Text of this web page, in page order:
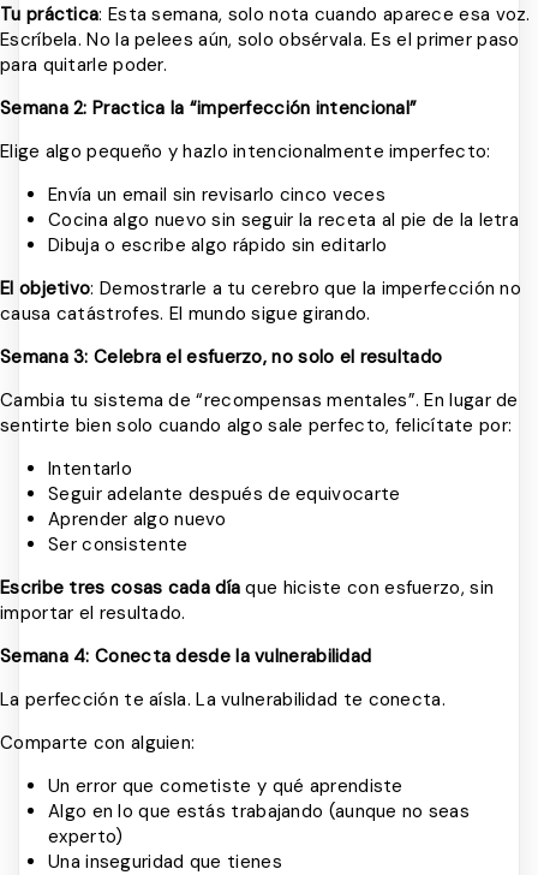
Tu práctica: Esta semana, solo nota cuando aparece esa voz.
Escríbela. No la pelees aún, solo obsérvala. Es el primer paso
para quitarle poder.
Semana 2: Practica la “imperfección intencional”
Elige algo pequeño y hazlo intencionalmente imperfecto:
Envía un email sin revisarlo cinco veces
Cocina algo nuevo sin seguir la receta al pie de la letra
Dibuja o escribe algo rápido sin editarlo
El objetivo: Demostrarle a tu cerebro que la imperfección no
causa catástrofes. El mundo sigue girando.
Semana 3: Celebra el esfuerzo, no solo el resultado
Cambia tu sistema de “recompensas mentales”. En lugar de
sentirte bien solo cuando algo sale perfecto, felicítate por:
Intentarlo
Seguir adelante después de equivocarte
Aprender algo nuevo
Ser consistente
Escribe tres cosas cada día que hiciste con esfuerzo, sin
importar el resultado.
Semana 4: Conecta desde la vulnerabilidad
La perfección te aísla. La vulnerabilidad te conecta.
Comparte con alguien:
Un error que cometiste y qué aprendiste
Algo en lo que estás trabajando (aunque no seas
experto)
Una inseguridad que tienes